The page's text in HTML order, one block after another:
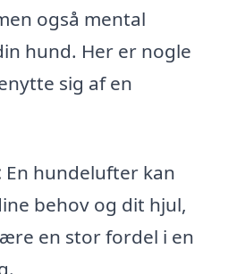
også mental
hund. Her er nogle
sig af en
En hundelufter kan
behov og dit hjul,
en stor fordel i en